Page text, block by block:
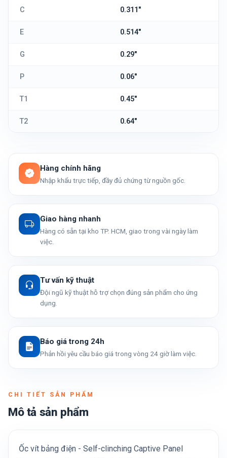
C 0.311"
E 0.514"
G 0.29"
P 0.06"
T1 0.45"
T2 0.64"
Hàng chính hãng
Nhập khẩu trực tiếp, đầy đủ chứng từ nguồn gốc.
Giao hàng nhanh
Hàng có sẵn tại kho TP. HCM, giao trong vài ngày làm
việc.
Tư vấn kỹ thuật
Đội ngũ kỹ thuật hỗ trợ chọn đúng sản phẩm cho ứng
dụng.
Báo giá trong 24h
Phản hồi yêu cầu báo giá trong vòng 24 giờ làm việc.
CHI TIẾT SẢN PHẨM
Mô tả sản phẩm
Ốc vít bảng điện - Self-clinching Captive Panel